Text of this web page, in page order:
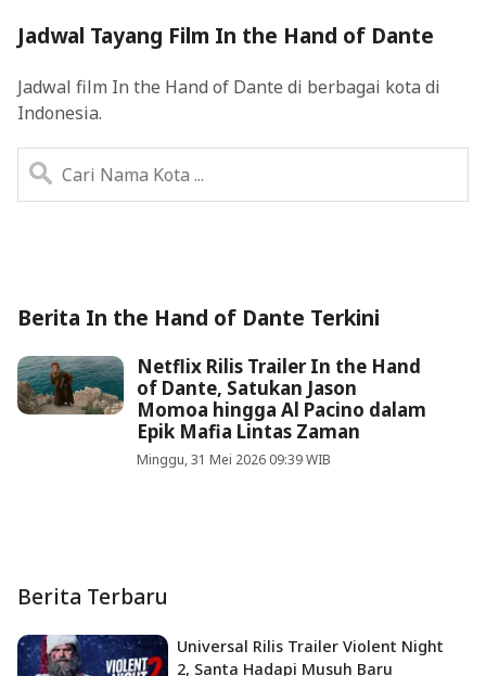
Jadwal Tayang Film In the Hand of Dante
Jadwal film In the Hand of Dante di berbagai kota di
Indonesia.
Berita In the Hand of Dante Terkini
Netflix Rilis Trailer In the Hand
of Dante, Satukan Jason
Momoa hingga Al Pacino dalam
Epik Mafia Lintas Zaman
Minggu, 31 Mei 2026 09:39 WIB
Berita Terbaru
Universal Rilis Trailer Violent Night
2, Santa Hadapi Musuh Baru